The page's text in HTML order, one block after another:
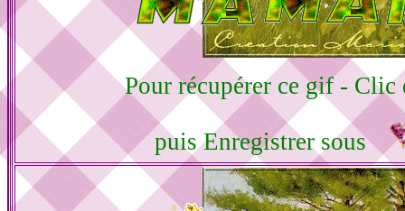
Pour récupérer ce gif - Clic
puis Enregistrer sous